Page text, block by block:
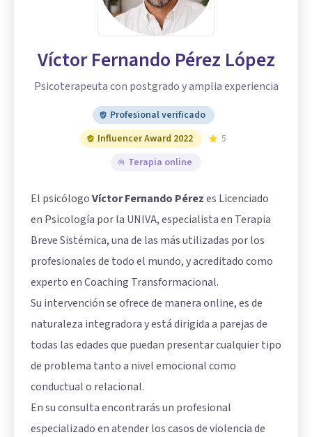
Víctor Fernando Pérez López
Psicoterapeuta con postgrado y amplia experiencia
Profesional verificado
Influencer Award 2022
5
Terapia online
El psicólogoVíctor Fernando Pérezes Licenciado
en Psicología por la UNIVA, especialista en Terapia
Breve Sistémica, una de las más utilizadas por los
profesionales de todo el mundo, y acreditado como
experto en Coaching Transformacional.
Su intervención se ofrece de manera online, es de
naturaleza integradora y está dirigida a parejas de
todas las edades que puedan presentar cualquier tipo
de problema tanto a nivel emocional como
conductual o relacional.
En su consulta encontrarás un profesional
especializado en atender los casos de violencia de